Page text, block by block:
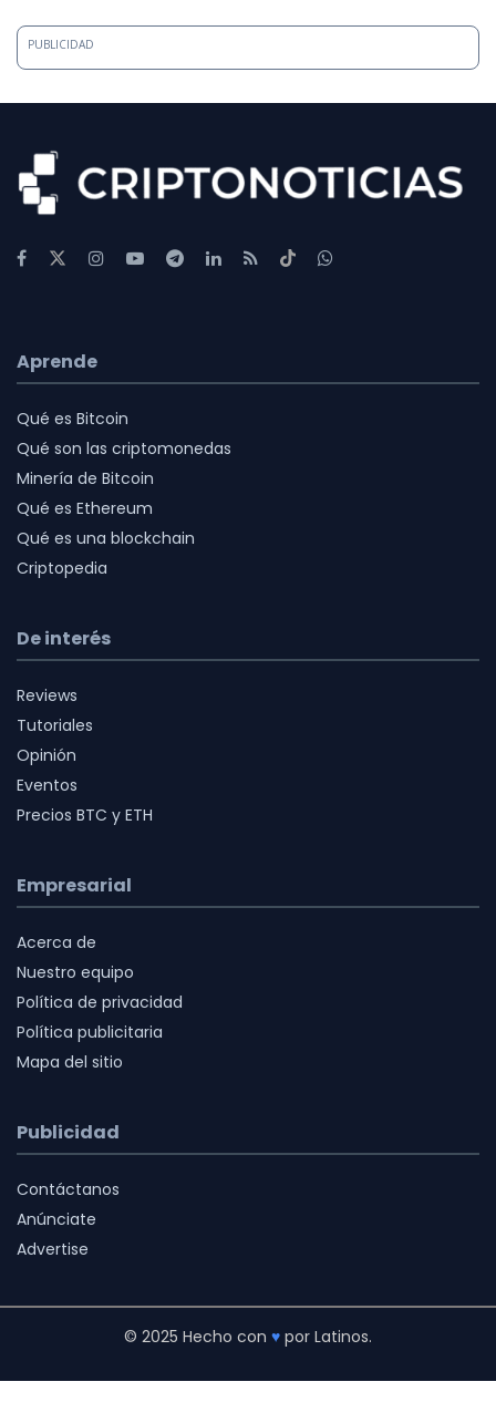
PUBLICIDAD
Aprende
Qué es Bitcoin
Qué son las criptomonedas
Minería de Bitcoin
Qué es Ethereum
Qué es una blockchain
Criptopedia
De interés
Reviews
Tutoriales
Opinión
Eventos
Precios BTC y ETH
Empresarial
Acerca de
Nuestro equipo
Política de privacidad
Política publicitaria
Mapa del sitio
Publicidad
Contáctanos
Anúnciate
Advertise
© 2025 Hecho con ♥ por Latinos.